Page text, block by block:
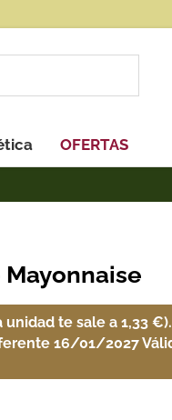
OFERTAS
te sale a 1,33 €).
16/01/2027